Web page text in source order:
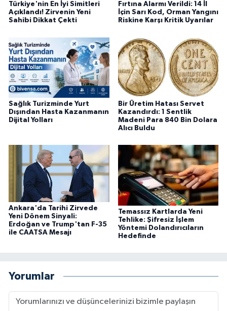
Türkiye'nin En İyi Simitleri
Açıklandı! Zirvenin Yeni
Sahibi Dikkat Çekti
Fırtına Alarmı Verildi: 14 İl
İçin Sarı Kod, Orman Yangını
Riskine Karşı Kritik Uyarılar
Sağlık Turizminde Yurt
Dışından Hasta Kazanmanın
Dijital Yolları
Bir Üretim Hatası Servet
Kazandırdı: 1 Sentlik
Madeni Para 840 Bin Dolara
Alıcı Buldu
Ankara'da Tarihi Zirvede
Yeni Dönem Sinyali:
Erdoğan ve Trump'tan F-35
ile CAATSA Mesajı
Temassız Kartlarda Yeni
Tehlike: Şifresiz İşlem
Yöntemi Dolandırıcıların
Hedefinde
Yorumlar